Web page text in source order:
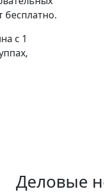
бесплатно.
с 1
Деловые